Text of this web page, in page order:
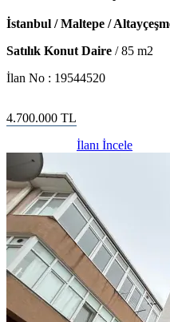
İstanbul / Maltepe /
Satılık Konut Daire /85 m2
İlan No : 19544520
4.700.000 TL
İlanı İncele